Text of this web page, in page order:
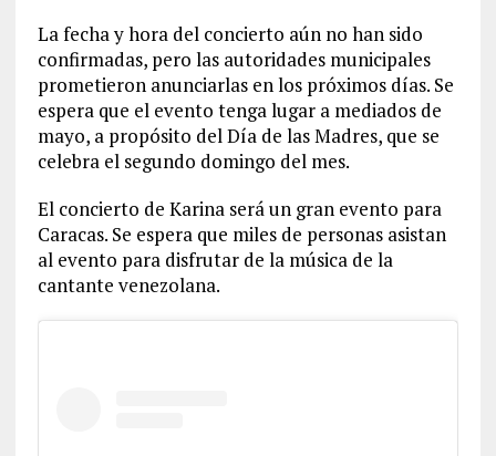
La fecha y hora del concierto aún no han sido
confirmadas, pero las autoridades municipales
prometieron anunciarlas en los próximos días. Se
espera que el evento tenga lugar a mediados de
mayo, a propósito del Día de las Madres, que se
celebra el segundo domingo del mes.
El concierto de Karina será un gran evento para
Caracas. Se espera que miles de personas asistan
al evento para disfrutar de la música de la
cantante venezolana.